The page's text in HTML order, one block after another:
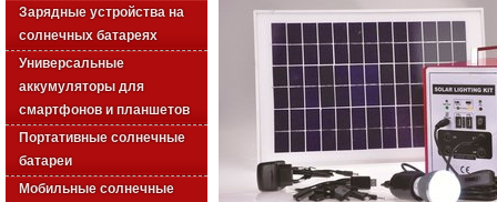
Зарядные устройства на
солнечных батареях
Универсальные
аккумуляторы для
смартфонов и планшетов
Портативные солнечные
батареи
Мобильные солнечные